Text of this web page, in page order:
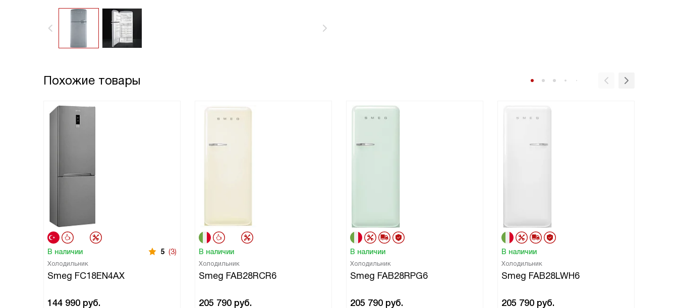
Похожие товары
В наличии 5 (3)
Холодильник
Smeg FC18EN4AX
144 990 руб.
В наличии
Холодильник
Smeg FAB28RCR6
205 790 руб.
В наличии
Холодильник
Smeg FAB28RPG6
205 790 руб.
В наличии
Холодильник
Smeg FAB28LWH6
205 790 руб.